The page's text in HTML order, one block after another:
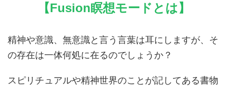
【Fusion瞑想モードとは】
精神や意識、無意識と言う言葉は耳にしますが、そ
の存在は一体何処に在るのでしょうか？
スピリチュアルや精神世界のことが記してある書物